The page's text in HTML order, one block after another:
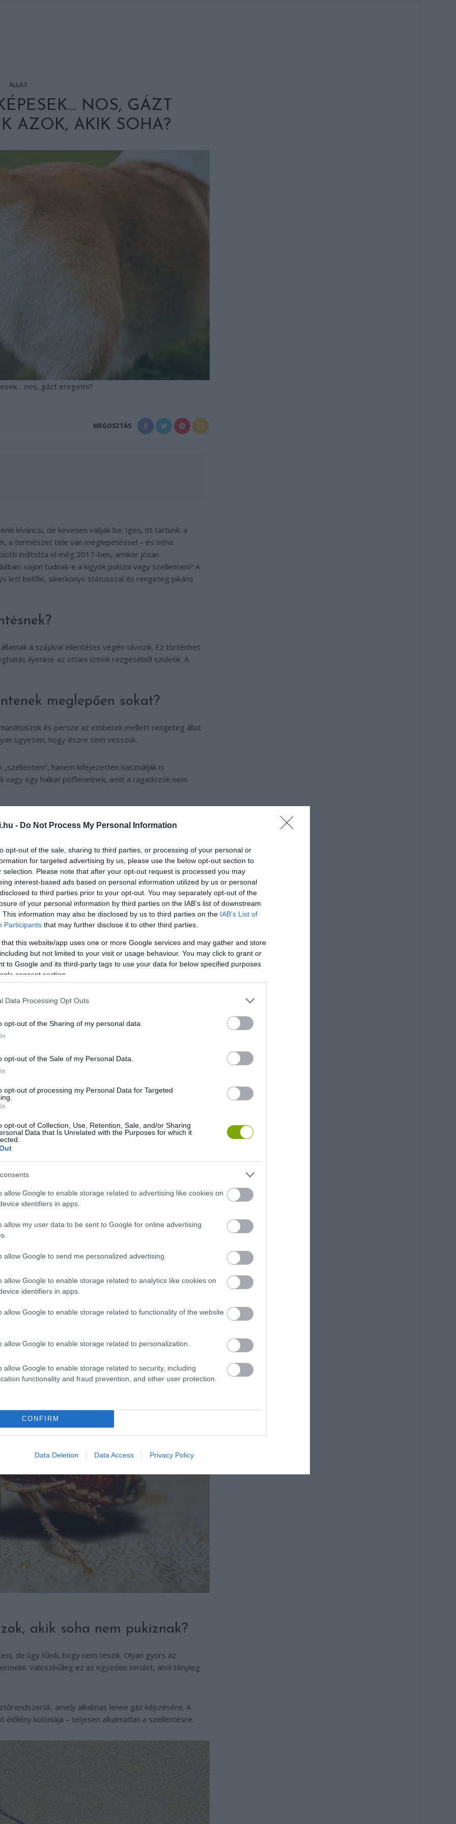
- Do Not Process My Personal Information
opt-out of the sale, sharing to third parties, or processing of your personal or
for targeted advertising by us, please use the below opt-out section to
selection. Please note that after your opt-out request is processed you may
interest-based ads based on personal information utilized by us or personal
to third parties prior to your opt-out. You may separately opt-out of the
of your personal information by third parties on the IAB’s list of downstream
This information may also be disclosed by us to third parties on the IAB’s List of
Participants that may further disclose it to other third parties.
that this website/app uses one or more Google services and may gather and store
but not limited to your visit or usage behaviour. You may click to grant or
to Google and its third-party tags to use your data for below specified purposes
consent section.
Data Processing Opt Outs
opt-out of the Sharing of my personal data.
opt-out of the Sale of my Personal Data.
opt-out of processing my Personal Data for Targeted
opt-out of Collection, Use, Retention, Sale, and/or Sharing
Data that Is Unrelated with the Purposes for which it
allow Google to enable storage related to advertising like cookies on
identifiers in apps.
allow my user data to be sent to Google for online advertising
allow Google to send me personalized advertising.
allow Google to enable storage related to analytics like cookies on
identifiers in apps.
allow Google to enable storage related to functionality of the website
allow Google to enable storage related to personalization.
allow Google to enable storage related to security, including
functionality and fraud prevention, and other user protection.
CONFIRM
Data Deletion Data Access Privacy Policy
ÁLLAT
NOS, GÁZT
AZOK, AKIK SOHA?
nos, gázt eregetni?
MEGOSZTÁS
kíváncsi, de kevesen vallják be. Igen, itt tartunk: a
a természet tele van meglepetéssel – és néha
indította el még 2017-ben, amikor józan
vajon tudnak-e a kígyók pukizni vagy szellenteni? A
lett belőle, sikerkönyv státusszal és rengeteg pikáns
a szájával ellentétes végén távozik. Ez történhet
ilyenkor az ottani izmok rezgéséből születik. A
meglepően sokat?
és persze az emberek mellett rengeteg állat
ügyesen, hogy észre sem vesszük.
„szellenteni”, hanem kifejezetten használják is
vagy egy halkat pöffenetnek, amit a ragadozók nem
levegőt szív a kloákájába, majd gyorsan
egy rövid, csipogós emberi szellentés. A sivatagban a
szellentenie: az algától keletkező gáz felhajtóerőt ad
a ragadozók várják. A túlélés tehát néha egyetlen halk
volt még így is elég nyomós okunk, hogy ne
akik soha nem pukiznak?
de úgy tűnik, hogy nem teszik. Olyan gyors az
Valószínűleg ez az egyetlen terület, ahol tényleg
amely alkalmas lenne gáz képzésére. A
kolóniája – teljesen alkalmatlan a szellentésre.